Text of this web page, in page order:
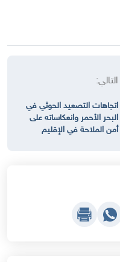
التالي:
اتجاهات التصعيد الحوثي في
البحر الأحمر وانعكاساته على
أمن الملاحة في الإقليم